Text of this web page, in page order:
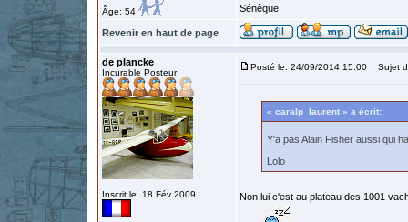
Âge: 54
Sénèque
Revenir en haut de page
de plancke
Incurable Posteur
Inscrit le: 18 Fév 2009
Posté le: 24/09/2014 15:00 Sujet
« caralp_laurent » a écrit:
Y'a pas Alain Fisher aussi qui
Lolo
Non lui c'est au plateau des 1001